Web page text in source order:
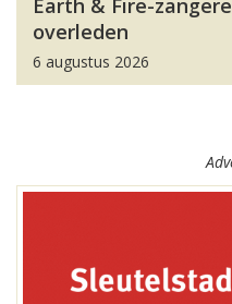
Earth & Fire-
overleden
6 augustus 2026